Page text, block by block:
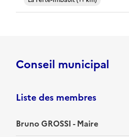
Conseil municipal
Liste des membres
Bruno GROSSI - Maire